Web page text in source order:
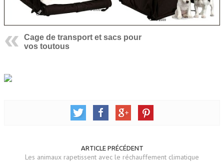
Cage de transport et sacs pour
vos toutous
ARTICLE PRÉCÉDENT
Les animaux rapetissent avec le réchauffement climatique